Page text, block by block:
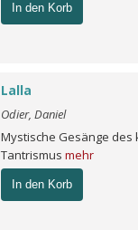
In den Korb
Lalla
Odier, Daniel
Mystische Gesänge des
Tantrismus mehr
In den Korb